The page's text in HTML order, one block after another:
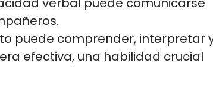
puede comprender, interpretar
efectiva, una habilidad crucial